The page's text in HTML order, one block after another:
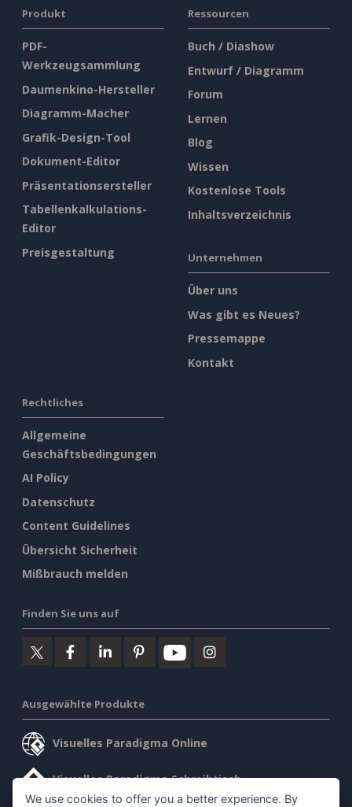
Produkt
PDF-
Werkzeugsammlung
Daumenkino-Hersteller
Diagramm-Macher
Grafik-Design-Tool
Dokument-Editor
Präsentationsersteller
Tabellenkalkulations-
Editor
Preisgestaltung
Ressourcen
Buch / Diashow
Entwurf / Diagramm
Forum
Lernen
Blog
Wissen
Kostenlose Tools
Inhaltsverzeichnis
Unternehmen
Über uns
Was gibt es Neues?
Pressemappe
Kontakt
Rechtliches
Allgemeine
Geschäftsbedingungen
AI Policy
Datenschutz
Content Guidelines
Übersicht Sicherheit
Mißbrauch melden
Finden Sie uns auf
Ausgewählte Produkte
Visuelles Paradigma Online
Visuelles Paradigma Schreibtisch
We use cookies to offer you a better experience. By